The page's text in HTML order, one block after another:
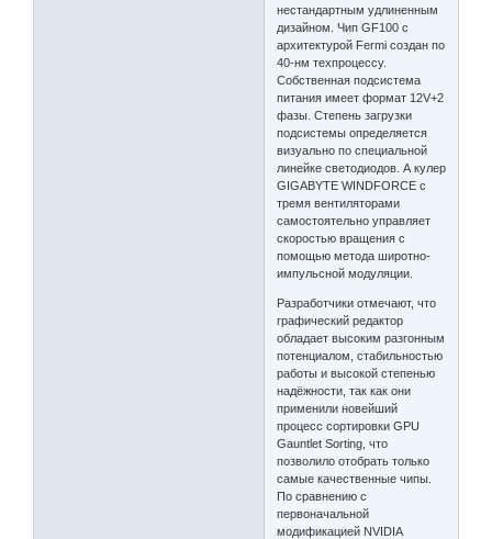
нестандартным удлиненным
дизайном. Чип GF100 с
архитектурой Fermi создан по
40-нм техпроцессу.
Собственная подсистема
питания имеет формат 12V+2
фазы. Степень загрузки
подсистемы определяется
визуально по специальной
линейке светодиодов. А кулер
GIGABYTE WINDFORCE с
тремя вентиляторами
самостоятельно управляет
скоростью вращения с
помощью метода широтно-
импульсной модуляции.
Разработчики отмечают, что
графический редактор
обладает высоким разгонным
потенциалом, стабильностью
работы и высокой степенью
надёжности, так как они
применили новейший
процесс сортировки GPU
Gauntlet Sorting, что
позволило отобрать только
самые качественные чипы.
По сравнению с
первоначальной
модификацией NVIDIA